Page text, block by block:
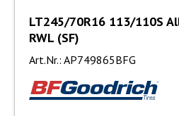
LT245/70R16 113/110S
RWL (SF)
Art.Nr.: AP749865BFG